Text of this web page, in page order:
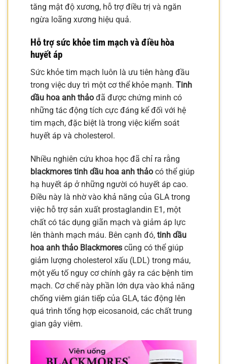
tăng mật độ xương, hỗ trợ điều trị và ngăn
ngừa loãng xương hiệu quả.
Hỗ trợ sức khỏe tim mạch và điều hòa
huyết áp
Sức khỏe tim mạch luôn là ưu tiên hàng đầu
trong việc duy trì một cơ thể khỏe mạnh. Tinh
dầu hoa anh thảo đã được chứng minh có
những tác động tích cực đáng kể đối với hệ
tim mạch, đặc biệt là trong việc kiểm soát
huyết áp và cholesterol.
Nhiều nghiên cứu khoa học đã chỉ ra rằng
blackmores tinh dầu hoa anh thảo có thể giúp
hạ huyết áp ở những người có huyết áp cao.
Điều này là nhờ vào khả năng của GLA trong
việc hỗ trợ sản xuất prostaglandin E1, một
chất có tác dụng giãn mạch và giảm áp lực
lên thành mạch máu. Bên cạnh đó, tinh dầu
hoa anh thảo Blackmores cũng có thể giúp
giảm lượng cholesterol xấu (LDL) trong máu,
một yếu tố nguy cơ chính gây ra các bệnh tim
mạch. Cơ chế này phần lớn dựa vào khả năng
chống viêm gián tiếp của GLA, tác động lên
quá trình tổng hợp eicosanoid, các chất trung
gian gây viêm.